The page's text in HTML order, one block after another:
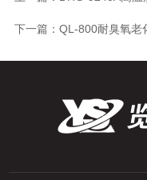
下一篇： QL-800耐臭氧老